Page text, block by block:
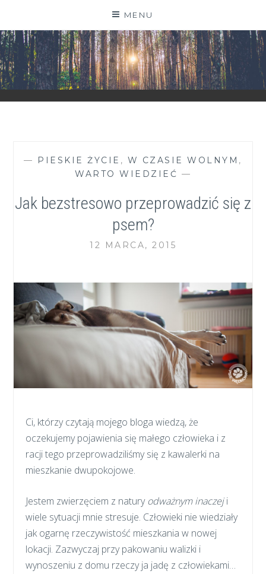
content
MENU
ZGRANESTADO.PL
FOTOGRAFICZNE ZAPISKI DNIA CODZIENNEGO
— PIESKIE ŻYCIE , W CZASIE WOLNYM ,
WARTO WIEDZIEĆ —
Jak bezstresowo przeprowadzić się z
psem?
12 MARCA, 2015
Ci, którzy czytają mojego bloga wiedzą, że
oczekujemy pojawienia się małego człowieka i z
racji tego przeprowadziliśmy się z kawalerki na
mieszkanie dwupokojowe.
Jestem zwierzęciem z naturyodważnym inaczeji
wiele sytuacji mnie stresuje. Człowieki nie wiedziały
jak ogarnę rzeczywistość mieszkania w nowej
lokacji. Zazwyczaj przy pakowaniu walizki i
wynoszeniu z domu rzeczy ja jadę z człowiekami…